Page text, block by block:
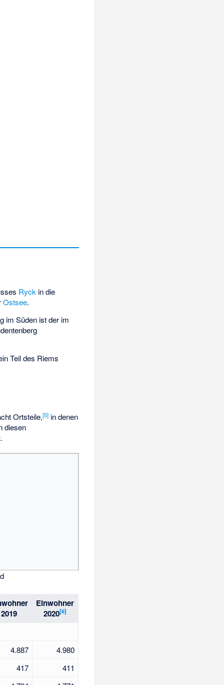
Ryck in die
Ostsee.
im Süden ist der im
Teil des Riems
Ortsteile,[5] in denen
diesen
2019
Einwohner
2020[6]
4.887
4.980
417
411